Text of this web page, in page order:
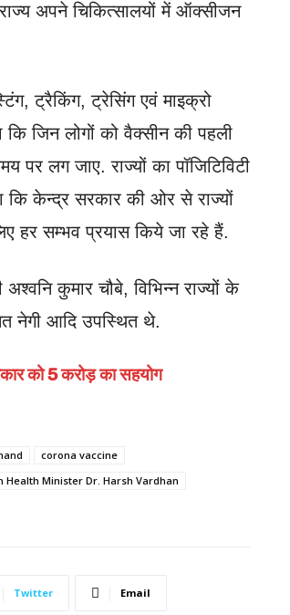
अपने चिकित्सालयों में ऑक्सीजन
ट्रैकिंग, ट्रेसिंग एवं माइक्रो
कि जिन लोगों को वैक्सीन की पहली
लग जाए. राज्यों का पॉजिटिविटी
कि केन्द्र सरकार की ओर से राज्यों
हर सम्भव प्रयास किये जा रहे हैं.
कुमार चौबे, विभिन्न राज्यों के
नेगी आदि उपस्थित थे.
को 5 करोड़ का सहयोग
corona vaccine
Health Minister Dr. Harsh Vardhan
Twitter Email